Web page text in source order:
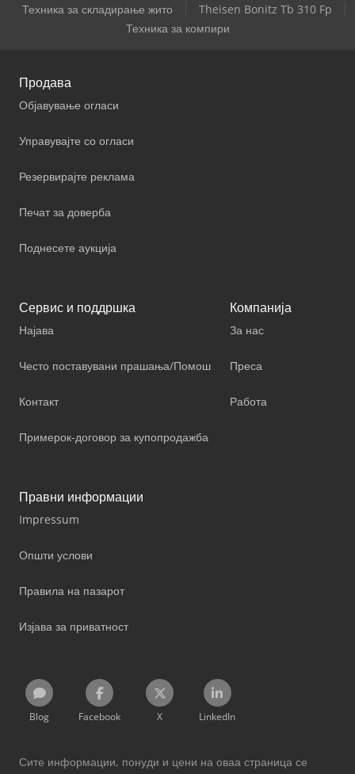
Техника за складирање жито
Theisen Bonitz Tb 310 Fp
Техника за компири
Продава
Објавување огласи
Управувајте со огласи
Резервирајте реклама
Печат за доверба
Поднесете аукција
Сервис и поддршка
Најава
Често поставувани прашања/Помош
Контакт
Примерок-договор за купопродажба
Компанија
За нас
Преса
Работа
Правни информации
Impressum
Општи услови
Правила на пазарот
Изјава за приватност
Blog Facebook X LinkedIn
Сите информации, понуди и цени на оваа страница се